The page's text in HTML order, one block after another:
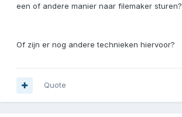
een of andere manier naar filemaker sturen?
Of zijn er nog andere technieken hiervoor?
Quote